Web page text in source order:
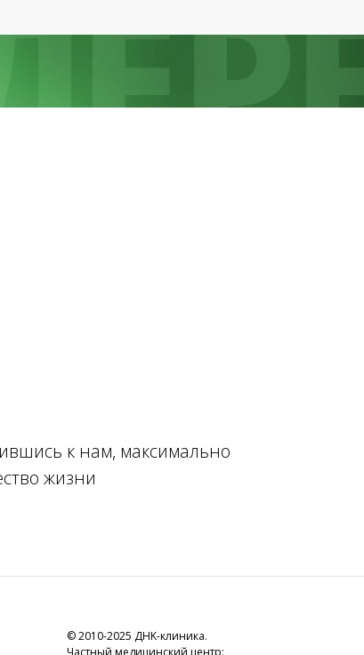
к нам, максимально
жизни
© 2010-2025 ДНK-клиника.
Частный медицинский центр: